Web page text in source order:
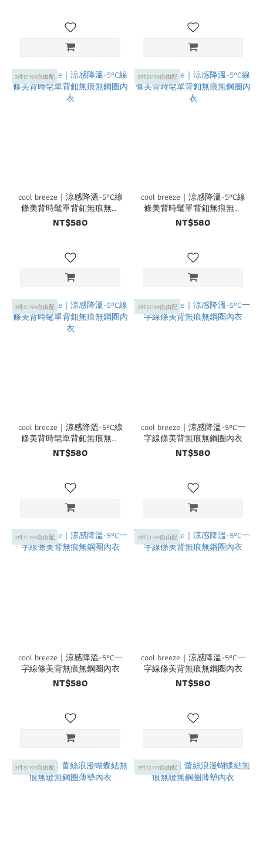
3件$1199自由配
cool breeze｜涼感降溫-5°C線
條美背時髦單背釦無痕無鋼
圈內衣
NT$580
3件$1199自由配
cool breeze｜涼感降溫-5°C線
條美背時髦單背釦無痕無鋼
圈內衣
NT$580
3件$1199自由配
cool breeze｜涼感降溫-5°C線
條美背時髦單背釦無痕無鋼
圈內衣
NT$580
3件$1199自由配
cool breeze｜涼感降溫-5°C一
字線條美背無痕無鋼圈內衣
NT$580
3件$1199自由配
cool breeze｜涼感降溫-5°C一
字線條美背無痕無鋼圈內衣
NT$580
3件$1199自由配
cool breeze｜涼感降溫-5°C一
字線條美背無痕無鋼圈內衣
NT$580
3件$1199自由配 3件$1199自由配